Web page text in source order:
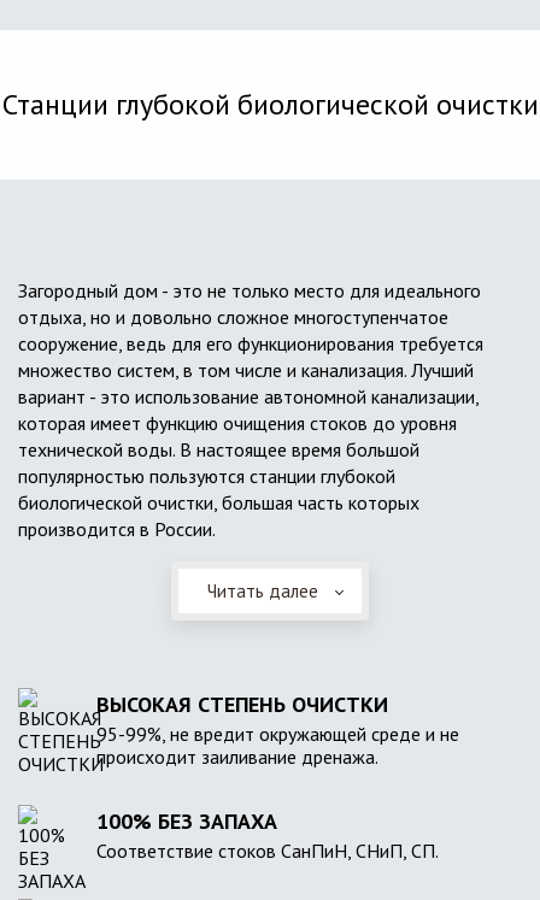
Станции глубокой биологической очистки
Загородный дом - это не только место для идеального
отдыха, но и довольно сложное многоступенчатое
сооружение, ведь для его функционирования требуется
множество систем, в том числе и канализация. Лучший
вариант - это использование автономной канализации,
которая имеет функцию очищения стоков до уровня
технической воды. В настоящее время большой
популярностью пользуются станции глубокой
биологической очистки, большая часть которых
производится в России.
Читать далее
ВЫСОКАЯ СТЕПЕНЬ ОЧИСТКИ
95-99%, не вредит окружающей среде и не
происходит заиливание дренажа.
100% БЕЗ ЗАПАХА
Соответствие стоков СанПиН, СНиП, СП.